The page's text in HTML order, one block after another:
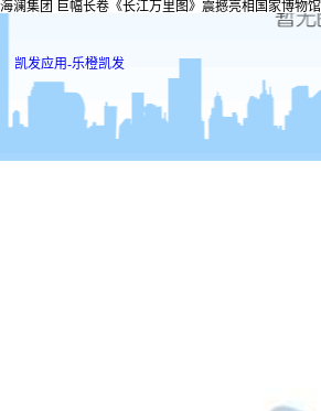
海澜集团 巨幅长卷《长江万里图》震撼亮相国家博物
凯发应用-乐橙凯发